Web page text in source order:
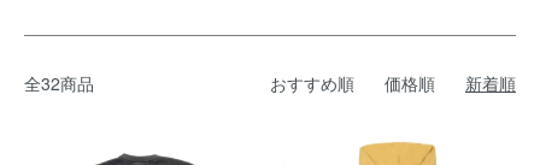
全32商品 おすすめ順 価格順 新着順